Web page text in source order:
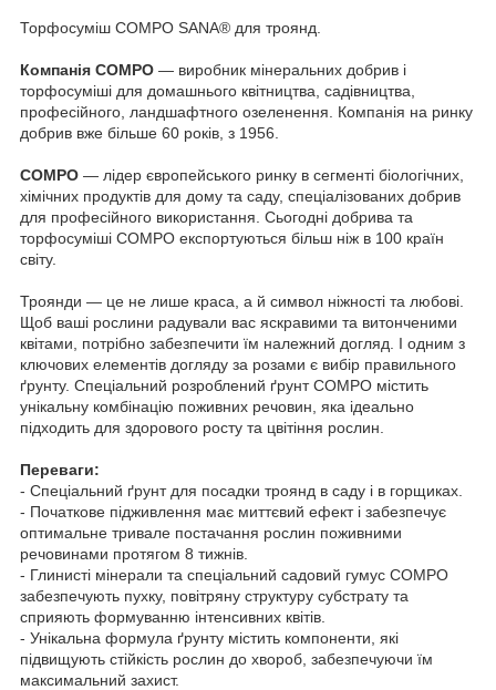
Торфосуміш COMPO SANA® для троянд.
Компанія COMPO — виробник мінеральних добрив і
торфосуміші для домашнього квітництва, садівництва,
професійного, ландшафтного озеленення. Компанія на ринку
добрив вже більше 60 років, з 1956.
COMPO — лідер європейського ринку в сегменті біологічних,
хімічних продуктів для дому та саду, спеціалізованих добрив
для професійного використання. Сьогодні добрива та
торфосуміші COMPO експортуються більш ніж в 100 країн
світу.
Троянди — це не лише краса, а й символ ніжності та любові.
Щоб ваші рослини радували вас яскравими та витонченими
квітами, потрібно забезпечити їм належний догляд. І одним з
ключових елементів догляду за розами є вибір правильного
ґрунту. Cпеціальний розроблений ґрунт COMPO містить
унікальну комбінацію поживних речовин, яка ідеально
підходить для здорового росту та цвітіння рослин.
Переваги:
- Спеціальний ґрунт для посадки троянд в саду і в горщиках.
- Початкове підживлення має миттєвий ефект і забезпечує
оптимальне тривале постачання рослин поживними
речовинами протягом 8 тижнів.
- Глинисті мінерали та спеціальний садовий гумус COMPO
забезпечують пухку, повітряну структуру субстрату та
сприяють формуванню інтенсивних квітів.
- Унікальна формула ґрунту містить компоненти, які
підвищують стійкість рослин до хвороб, забезпечуючи їм
максимальний захист.